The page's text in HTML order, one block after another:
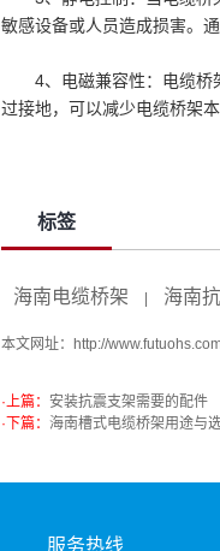
敏感设备或人员造成损害。
4、电磁兼容性：电缆桥
过接地，可以减少电缆桥架
标签
海南电缆桥架 海南
本文网址： http://
·上篇： 安装抗震支架需要的配件
·下篇： 海南槽式电缆桥架用途与
服务热线